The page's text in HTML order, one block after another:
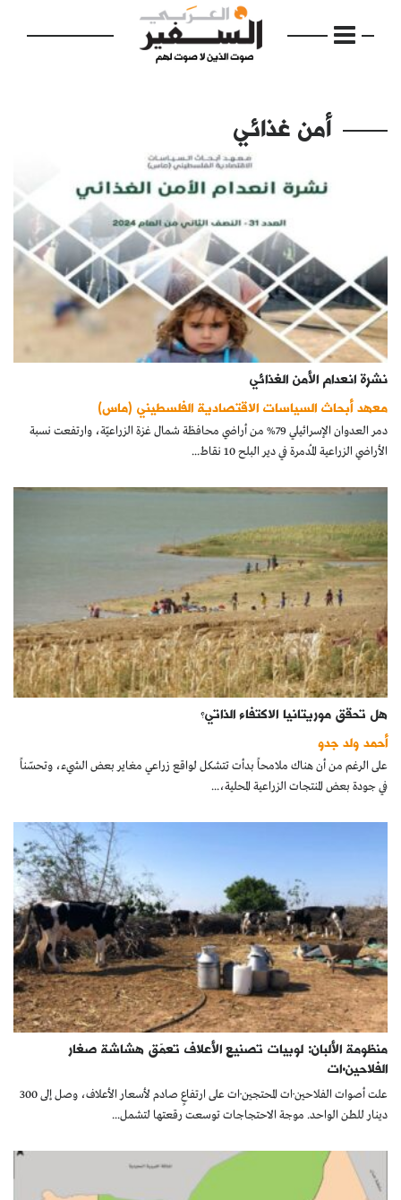
الرئيسية
إفتتاحية
فكرة
دفاتر
بالصورة
كتّابنا
الأرشيف
أمن غذائي
نشرة انعدام الأمن الغذائي
معهد أبحاث السياسات الاقتصادية الفلسطيني (ماس)
دمر العدوان الإسرائيلي 79% من أراضي محافظة شمال غزة الزراعيّة، وارتفعت نسبة
الأراضي الزراعية المُدمرة في دير البلح 10 نقاط...
هل تحقق موريتانيا الاكتفاء الذاتي؟
أحمد ولد جدو
على الرغم من أن هناك ملامحاً بدأت تتشكل لواقع زراعي مغاير بعض الشيء، وتحسّناً
في جودة بعض المنتجات الزراعية المحلية،...
منظومة الألبان: لوبيات تصنيع الأعلاف تعمّق هشاشة صغار
الفلاحين·ات
علت أصوات الفلاحين·ات المحتجين·ات على ارتفاعٍ صادم لأسعار الأعلاف، وصل إلى 300
دينار للطن الواحد. موجة الاحتجاجات توسعت رقعتها لتشمل...